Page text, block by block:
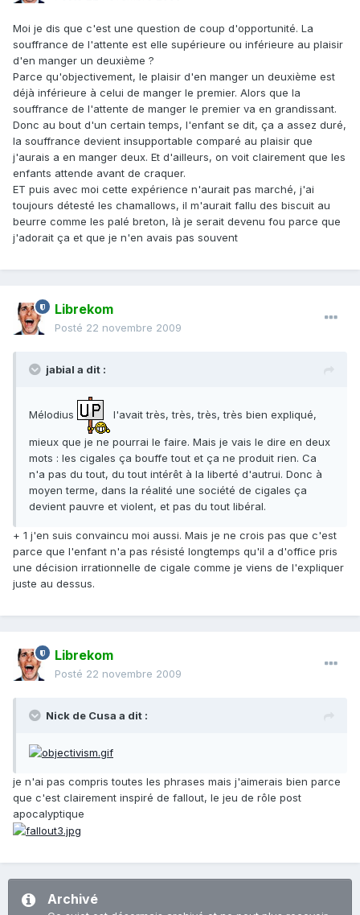
Moi je dis que c'est une question de coup d'opportunité. La
souffrance de l'attente est elle supérieure ou inférieure au plaisir
d'en manger un deuxième ?
Parce qu'objectivement, le plaisir d'en manger un deuxième est
déjà inférieure à celui de manger le premier. Alors que la
souffrance de l'attente de manger le premier va en grandissant.
Donc au bout d'un certain temps, l'enfant se dit, ça a assez duré,
la souffrance devient insupportable comparé au plaisir que
j'aurais a en manger deux. Et d'ailleurs, on voit clairement que les
enfants attende avant de craquer.
ET puis avec moi cette expérience n'aurait pas marché, j'ai
toujours détesté les chamallows, il m'aurait fallu des biscuit au
beurre comme les palé breton, là je serait devenu fou parce que
j'adorait ça et que je n'en avais pas souvent
Librekom
Posté 22 novembre 2009
jabial a dit :
Mélodius l'avait très, très, très, très bien expliqué,
mieux que je ne pourrai le faire. Mais je vais le dire en deux
mots : les cigales ça bouffe tout et ça ne produit rien. Ca
n'a pas du tout, du tout intérêt à la liberté d'autrui. Donc à
moyen terme, dans la réalité une société de cigales ça
devient pauvre et violent, et pas du tout libéral.
+ 1 j'en suis convaincu moi aussi. Mais je ne crois pas que c'est
parce que l'enfant n'a pas résisté longtemps qu'il a d'office pris
une décision irrationnelle de cigale comme je viens de l'expliquer
juste au dessus.
Librekom
Posté 22 novembre 2009
Nick de Cusa a dit :
je n'ai pas compris toutes les phrases mais j'aimerais bien parce
que c'est clairement inspiré de fallout, le jeu de rôle post
apocalyptique
Archivé